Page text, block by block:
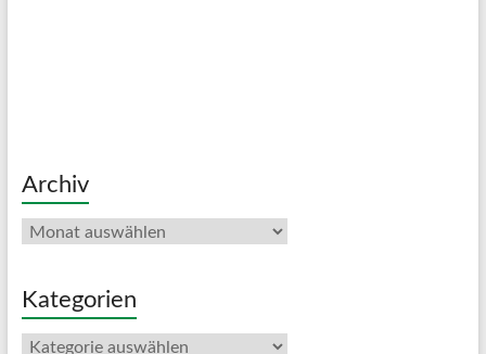
Archiv
Archiv
Kategorien
Kategorien